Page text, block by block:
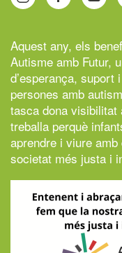
Aquest any, els
Autisme amb Futur,
d’esperança, suport
persones amb
tasca dona visibilitat
treballa perquè
aprendre i viure
societat més justa i